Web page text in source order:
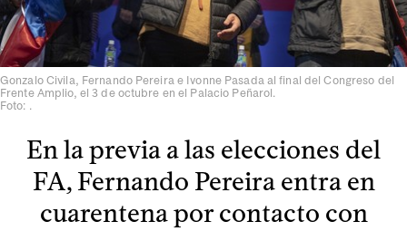
Gonzalo Civila, Fernando Pereira e Ivonne Pasada al final del Congreso del
Frente Amplio, el 3 de octubre en el Palacio Peñarol.
Foto: .
En la previa a las elecciones del
FA, Fernando Pereira entra en
cuarentena por contacto con